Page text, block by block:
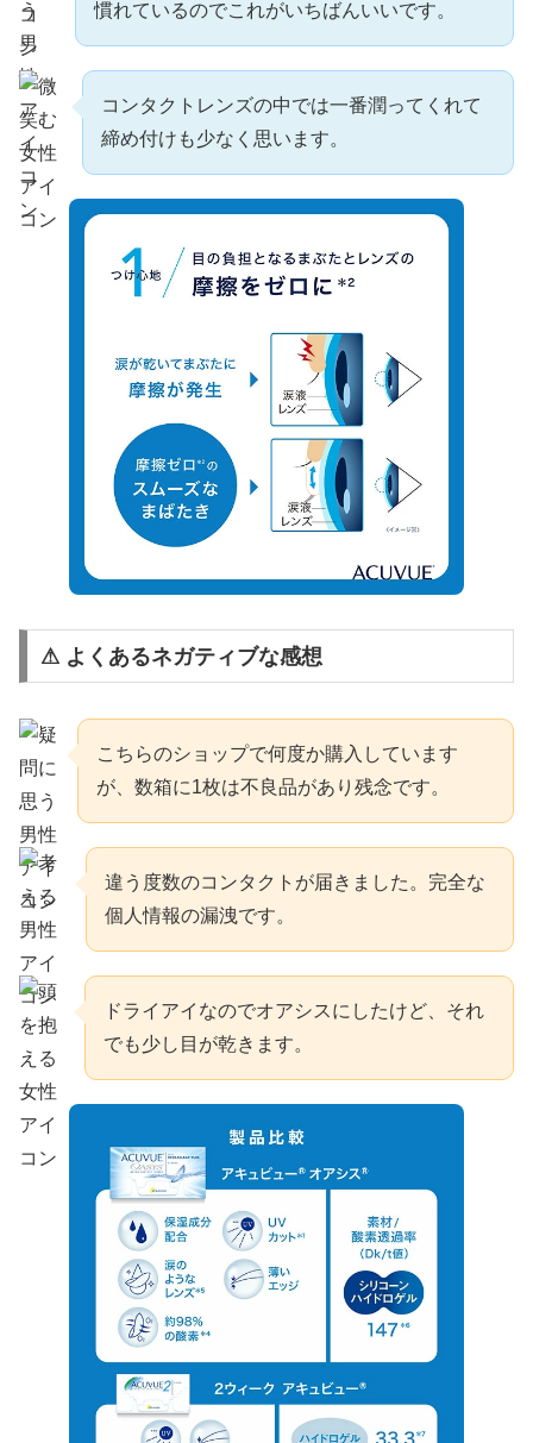
慣れているのでこれがいちばんいいです。
コンタクトレンズの中では一番潤ってくれて
締め付けも少なく思います。
⚠ よくあるネガティブな感想
こちらのショップで何度か購入しています
が、数箱に1枚は不良品があり残念です。
違う度数のコンタクトが届きました。完全な
個人情報の漏洩です。
ドライアイなのでオアシスにしたけど、それ
でも少し目が乾きます。